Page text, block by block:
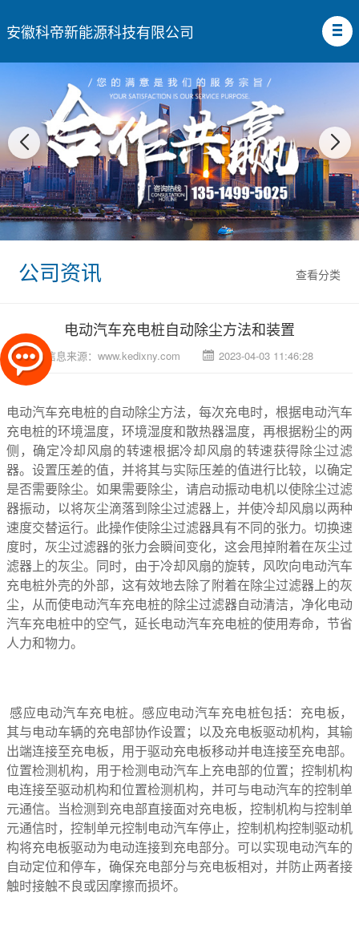
安徽科帝新能源科技有限公司
查看分类
公司资讯
电动汽车充电桩自动除尘方法和装置
信息来源： www.kedixny.com 2023-04-03 11:46:28
电动汽车充电桩的自动除尘方法，每次充电时，根据电动汽车
充电桩的环境温度，环境湿度和散热器温度，再根据粉尘的两
侧，确定冷却风扇的转速根据冷却风扇的转速获得除尘过滤
器。设置压差的值，并将其与实际压差的值进行比较，以确定
是否需要除尘。如果需要除尘，请启动振动电机以使除尘过滤
器振动，以将灰尘滴落到除尘过滤器上，并使冷却风扇以两种
速度交替运行。此操作使除尘过滤器具有不同的张力。切换速
度时，灰尘过滤器的张力会瞬间变化，这会甩掉附着在灰尘过
滤器上的灰尘。同时，由于冷却风扇的旋转，风吹向电动汽车
充电桩外壳的外部，这有效地去除了附着在除尘过滤器上的灰
尘，从而使电动汽车充电桩的除尘过滤器自动清洁，净化电动
汽车充电桩中的空气，延长电动汽车充电桩的使用寿命，节省
人力和物力。
感应电动汽车充电桩。感应电动汽车充电桩包括：充电板，
其与电动车辆的充电部协作设置；以及充电板驱动机构，其输
出端连接至充电板，用于驱动充电板移动并电连接至充电部。
位置检测机构，用于检测电动汽车上充电部的位置；控制机构
电连接至驱动机构和位置检测机构，并可与电动汽车的控制单
元通信。当检测到充电部直接面对充电板，控制机构与控制单
元通信时，控制单元控制电动汽车停止，控制机构控制驱动机
构将充电板驱动为电动连接到充电部分。可以实现电动汽车的
自动定位和停车，确保充电部分与充电板相对，并防止两者接
触时接触不良或因摩擦而损坏。